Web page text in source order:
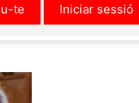
te Iniciar sessió